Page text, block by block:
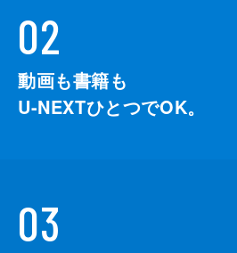
02
動画も書籍も
U-NEXTひとつでOK。
03